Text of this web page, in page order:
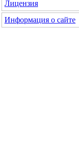
Лицензия
Информация о сайте